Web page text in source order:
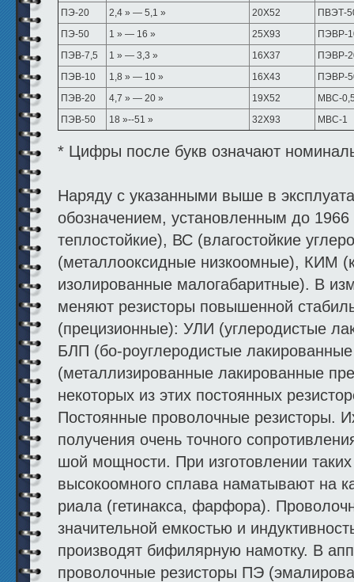
ПЭ-20
2,4 » — 5,1 » 20X52
ПВЭТ-
ПЭ-50
1 » — 16 » 25X93
ПЭВР-
ПЭВ-7,5
1 » — 3,3 » 16X37
ПЭВР-
ПЭВ-10
1,8 » — 10 » 16X43
ПЭВР-
ПЭВ-20
4,7 » — 20 » 19X52
МВС-
ПЭВ-50
18 »--51 » 32X93 МВС-1
* Цифры после букв означают
Наряду с указанными выше в
обозначением, установленным до
теплостойкие), ВС (влагостойкие
(металлооксидные низкоомные), КИМ
изолированные мало­габаритные). В
меняют резисторы повышенной
(прецизионные): УЛИ (углероди­стые
БЛП (бо-роуглеродистые
(металлизированные лакированные
некоторых из этих постоянных
Постоянные проволочные резисторы.
получения очень точно­го
шой мощности. При изготовлении
высокоомного сплава на­матывают на
риала (гетинакса, фарфора).
значительной емкостью и
производят бифилярную намотку. В
проволочные резисторы ПЭ